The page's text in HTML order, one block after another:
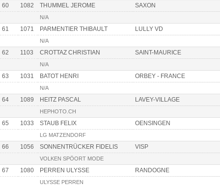
60 1082 THUMMEL JEROME SAXON
N/A
61 1071 PARMENTIER THIBAULT LULLY VD
N/A
62 1103 CROTTAZ CHRISTIAN SAINT-MAURICE
N/A
63 1031 BATOT HENRI ORBEY - FRANCE
N/A
64 1089 HEITZ PASCAL LAVEY-VILLAGE
HEPHOTO.CH
65 1033 STAUB FELIX OENSINGEN
LG MATZENDORF
66 1056 SONNENTRÜCKER FIDELIS VISP
VOLKEN SPÖORT MODE
67 1080 PERREN ULYSSE RANDOGNE
ULYSSE PERREN